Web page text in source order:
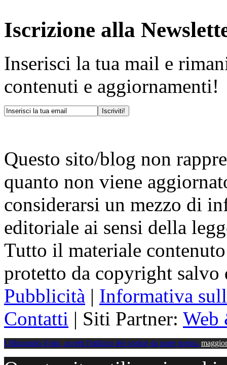
Iscrizione alla
Inserisci la tua mail e
contenuti e aggiornamenti!
Questo sito/blog non
quanto non viene
considerarsi un mezzo di
editoriale ai sensi della
Tutto il materiale
protetto da copyright salvo
Pubblicità | Informativa
Contatti | Siti Partner: Web
Utilizzando il sito, accetti l'utilizzo dei cookie da parte nostra.